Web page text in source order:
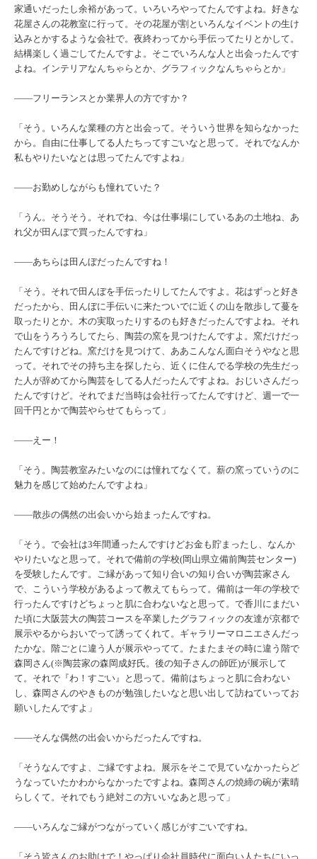
家通いだったし余裕があって。いろいろやってたんですよね。好きな
花屋さんの花教室に行って。その花屋が割といろんなイベントの生け
込みとかするような会社で。夜終わってから手伝ってたりとかして。
結構楽しく過ごしてたんですよ。そこでいろんな人と出会ったんです
よね。インテリアなんちゃらとか、グラフィックなんちゃらとか」
――フリーランスとか業界人の方ですか？
「そう。いろんな業種の方と出会って。そういう世界を知らなかった
から。自由に仕事してる人たちってすごいなと思って。それでなんか
私もやりたいなとは思ってたんですよね」
――お勤めしながらも憧れていた？
「うん。そうそう。それでね、今は仕事場にしているあの土地ね、あ
れ父が田んぼで買ったんですね」
――あちらは田んぼだったんですね！
「そう。それで田んぼを手伝ったりしてたんですよ。花はずっと好き
だったから、田んぼに手伝いに来たついでに近くの山を散歩して蔓を
取ったりとか。木の実取ったりするのも好きだったんですよね。それ
で山をうろうろしてたら、陶芸の窯を見つけたんですよ。窯だけだっ
たんですけどね。窯だけを見つけて、ああこんなん面白そうやなと思
って。それでその持ち主を探したら、近くに住んでる学校の先生だっ
た人が辞めてから陶芸をしてる人だったんですよね。おじいさんだっ
たんですけど。それでまだ当時は会社行ってたんですけど、週一で一
回千円とかで陶芸やらせてもらって」
――えー！
「そう。陶芸教室みたいなのには憧れてなくて。薪の窯っていうのに
魅力を感じて始めたんですよね」
――散歩の偶然の出会いから始まったんですね。
「そう。で会社は3年間通ったんですけどお金も貯まったし、なんか
やりたいなと思って。それで備前の学校(岡山県立備前陶芸センター)
を受験したんです。ご縁があって知り合いの知り合いが陶芸家さん
で、こういう学校があるよって教えてもらって。備前は一年の学校で
行ったんですけどちょっと肌に合わないなと思って。で香川にまだい
た頃に大阪芸大の陶芸コースを卒業したグラフィックの友達が京都で
展示やるからおいでって誘ってくれて。ギャラリーマロニエさんだっ
たかな。階ごとに違う人が展示やってて。たまたまその時に違う階で
森岡さん(※陶芸家の森岡成好氏。後の知子さんの師匠)が展示して
て。それで『わ！すごい』と思って。備前はちょっと肌に合わない
し、森岡さんのやきものが勉強したいなと思い出して訪ねていってお
願いしたんですよ」
――そんな偶然の出会いからだったんですね。
「そうなんですよ、ご縁ですよね。展示をそこで見ていなかったらど
うなっていたかわからなかったですよね。森岡さんの焼締の碗が素晴
らしくて。それでもう絶対この方いいなあと思って」
――いろんなご縁がつながっていく感じがすごいですね。
「そう皆さんのお助けで！やっぱり会社員時代に面白い人たちにいっ